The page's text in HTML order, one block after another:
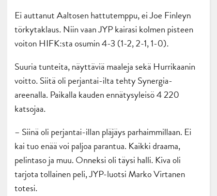
Ei auttanut Aaltosen hattutemppu, ei Joe Finleyn
törkytaklaus. Niin vaan JYP kairasi kolmen pisteen
voiton HIFK:sta osumin 4-3 (1-2, 2-1, 1-0).
Suuria tunteita, näyttäviä maaleja sekä Hurrikaanin
voitto. Siitä oli perjantai-ilta tehty Synergia-
areenalla. Paikalla kauden ennätysyleisö 4 220
katsojaa.
– Siinä oli perjantai-illan pläjäys parhaimmillaan. Ei
kai tuo enää voi paljoa parantua. Kaikki draama,
pelintaso ja muu. Onneksi oli täysi halli. Kiva oli
tarjota tollainen peli, JYP-luotsi Marko Virtanen
totesi.